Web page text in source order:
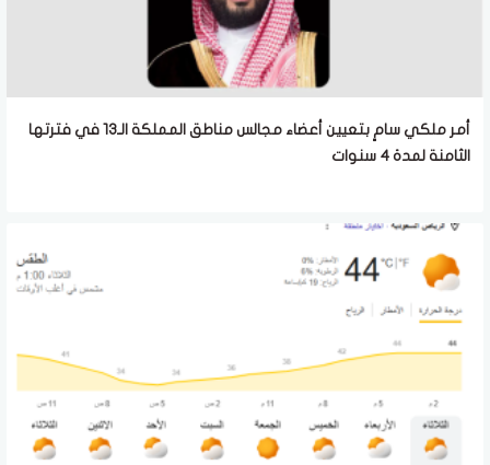
أمر ملكي سامٍ بتعيين أعضاء مجالس مناطق المملكة الـ13 في فترتها
الثامنة لمدة 4 سنوات